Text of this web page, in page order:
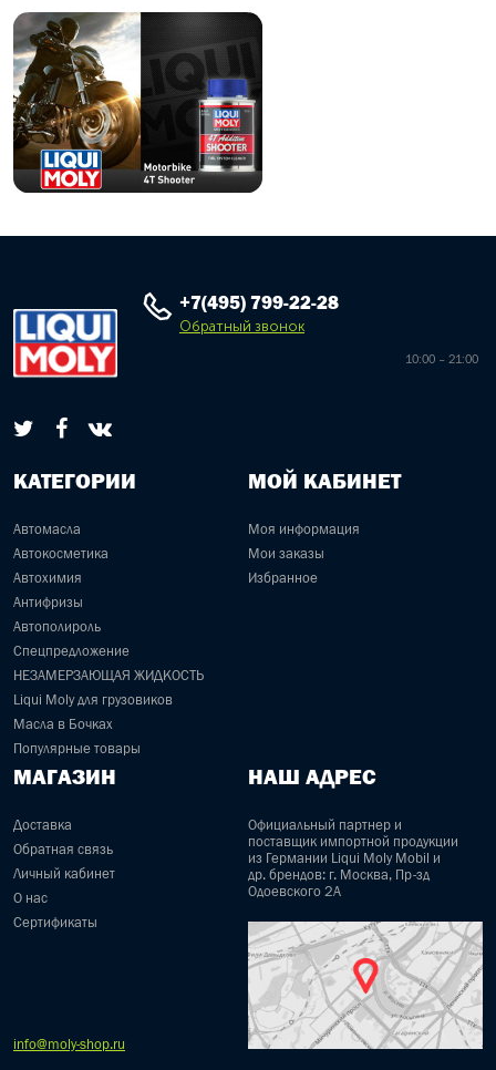
+7(495) 799-22-28
Обратный звонок
10:00 – 21:00
КАТЕГОРИИ
Автомасла
Автокосметика
Автохимия
Антифризы
Автополироль
Спецпредложение
НЕЗАМЕРЗАЮЩАЯ ЖИДКОСТЬ
Liqui Moly для грузовиков
Масла в Бочках
Популярные товары
МОЙ КАБИНЕТ
Моя информация
Мои заказы
Избранное
МАГАЗИН
Доставка
Обратная связь
Личный кабинет
О нас
Сертификаты
НАШ АДРЕС
Официальный партнер и
поставщик импортной продукции
из Германии Liqui Moly Mobil и
др. брендов: г. Москва, Пр-зд
Одоевского 2А
info@moly-shop.ru